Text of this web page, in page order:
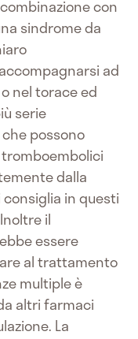
con
sindrome da
ad
nel torace ed
serie
possono
dalla
in questi
il
essere
al trattamento
multiple è
altri farmaci
La